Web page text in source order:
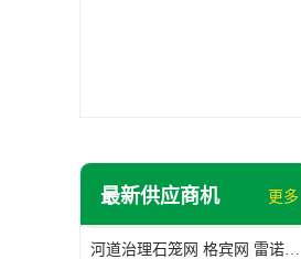
最新供应商机 更多
河道治理石笼网 格宾网 雷诺护垫